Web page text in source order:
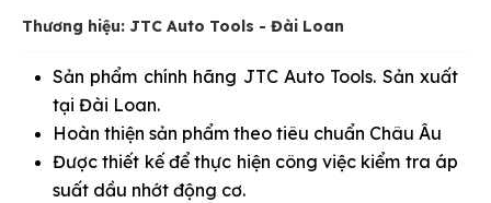
Thương hiệu: JTC Auto Tools - Đài Loan
Sản phẩm chính hãng JTC Auto Tools. Sản xuất
tại Đài Loan.
Hoàn thiện sản phẩm theo tiêu chuẩn Châu Âu
Được thiết kế để thực hiện công việc kiểm tra áp
suất dầu nhớt động cơ.